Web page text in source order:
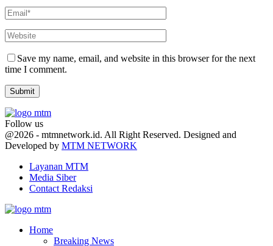
Save my name, email, and website in this browser for the next
time I comment.
Follow us
Facebook
Twitter
Youtube
@2026 - mtmnetwork.id. All Right Reserved. Designed and
Developed by MTM NETWORK
Layanan MTM
Media Siber
Contact Redaksi
Home
Breaking News